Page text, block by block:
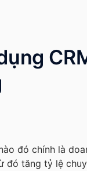
đó chính là
đó tăng tỷ lệ